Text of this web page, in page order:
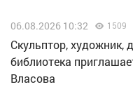
06.08.2026 10:32 1509
Скульптор, художник,
библиотека
Власова